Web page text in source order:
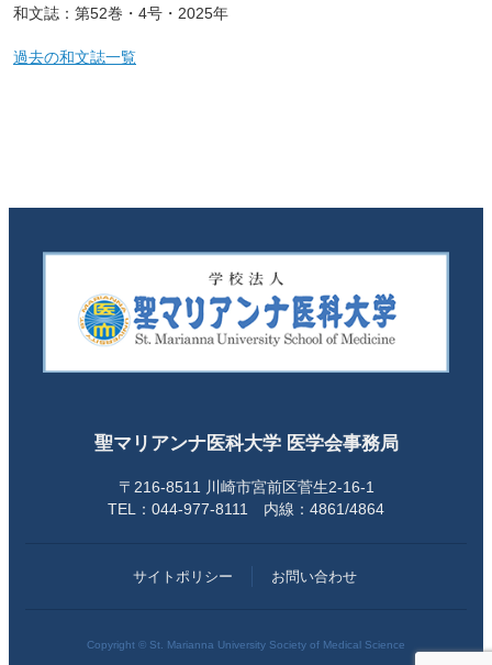
和文誌：第52巻・4号・2025年
過去の和文誌一覧
聖マリアンナ医科大学 医学会事務局
〒216-8511 川崎市宮前区菅生2-16-1
TEL：044-977-8111 内線：4861/4864
サイトポリシー お問い合わせ
Copyright © St. Marianna University Society of Medical Science